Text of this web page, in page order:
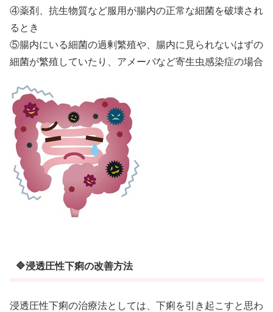
④薬剤、抗生物質など服用が腸内の正常な細菌を破壊され
るとき
⑤腸内にいる細菌の過剰繁殖や、腸内に見られないはずの
細菌が繁殖していたり、アメーバなど寄生虫感染症の場合
🔷浸透圧性下痢の改善方法
浸透圧性下痢の治療法としては、下痢を引き起こすと思わ